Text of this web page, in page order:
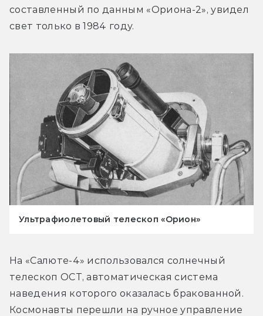
составленный по данным «Ориона-2», увидел
свет только в 1984 году.
Ультрафиолетовый телескоп «Орион»
На «Салюте-4» использовался солнечный
телескоп ОСТ, автоматическая система
наведения которого оказалась бракованной.
Космонавты перешли на ручное управление